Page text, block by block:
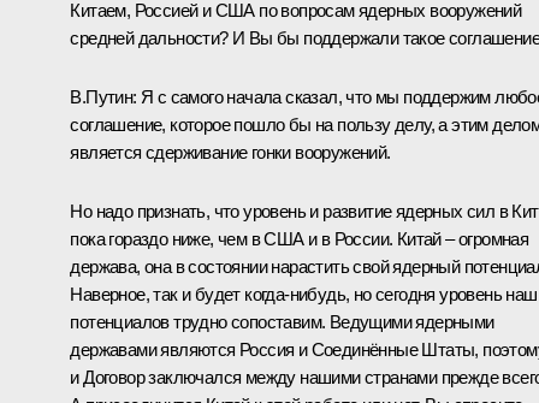
Китаем, Россией и США по вопросам ядерных вооружений
средней дальности? И Вы бы поддержали такое
В.Путин: Я с самого начала сказал, что мы поддержим
соглашение, которое пошло бы на пользу делу, а этим
является сдерживание гонки вооружений.
Но надо признать, что уровень и развитие ядерных сил в
пока гораздо ниже, чем в США и в России. Китай – огромная
держава, она в состоянии нарастить свой ядерный
Наверное, так и будет когда‑нибудь, но сегодня уровень
потенциалов трудно сопоставим. Ведущими ядерными
державами являются Россия и Соединённые Штаты,
и Договор заключался между нашими странами прежде